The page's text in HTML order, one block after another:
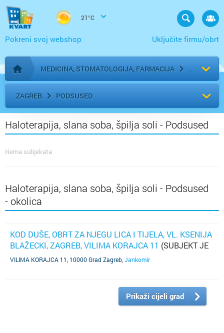
21°C
Uključite firmu/obrt
Pokreni svoj webshop
Početna stranica
MEDICINA, STOMATOLOGIJA, FARMACIJA
ZAGREB PODSUSED
Haloterapija, slana soba, špilja soli - Podsused
Nema subjekata
Haloterapija, slana soba, špilja soli - Podsused
- okolica
KOD DUŠE, OBRT ZA NJEGU LICA I TIJELA, VL. KSENIJA
BLAŽECKI, ZAGREB, VILIMA KORAJCA 11 (SUBJEKT JE
UGAŠEN)
VILIMA KORAJCA 11, 10000 Grad Zagreb Jankomir
Prikaži cijeli grad